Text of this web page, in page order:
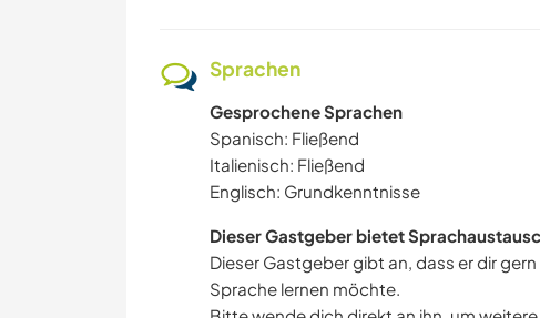
Sprachen
Gesprochene Sprachen
Spanisch: Fließend
Italienisch: Fließend
Englisch: Grundkenntnisse
Dieser Gastgeber bietet
Dieser Gastgeber gibt an, dass er dir
Sprache lernen möchte.